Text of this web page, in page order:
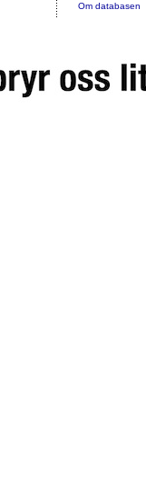
Om databasen